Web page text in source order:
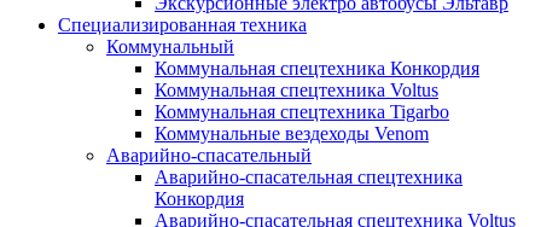
Специализированная техника
Коммунальный
Коммунальная спецтехника Конкордия
Коммунальная спецтехника Voltus
Коммунальная спецтехника Tigarbo
Коммунальные вездеходы Venom
Аварийно-спасательный
Аварийно-спасательная спецтехника
Конкордия
Аварийно-спасательная спецтехника Voltus